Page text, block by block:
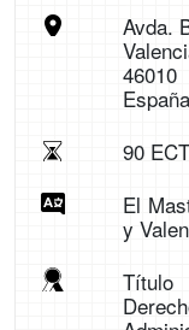
Avda.
46010
España
90
El
y